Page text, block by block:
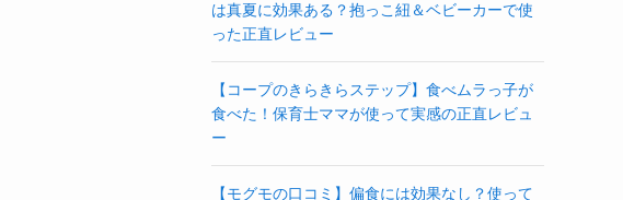
は真夏に効果ある？抱っこ紐＆ベビーカーで使
った正直レビュー
【コープのきらきらステップ】食べムラっ子が
食べた！保育士ママが使って実感の正直レビュ
ー
【モグモの口コミ】偏食には効果なし？使って